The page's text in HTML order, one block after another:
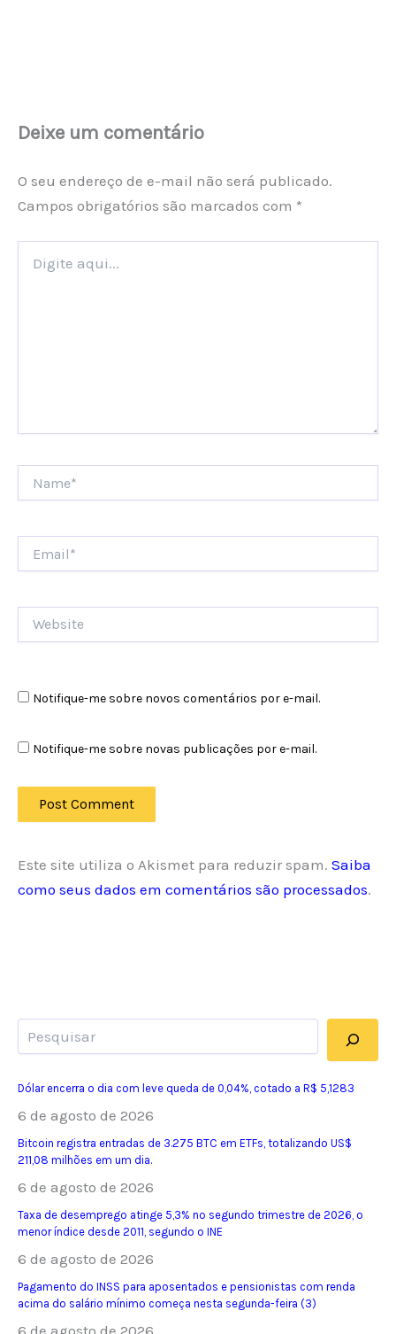
Deixe um comentário
O seu endereço de e-mail não será publicado.
Campos obrigatórios são marcados com *
aqui...
Notifique-me sobre novos comentários por e-mail.
Notifique-me sobre novas publicações por e-mail.
Este site utiliza o Akismet para reduzir spam. Saiba
como seus dados em comentários são processados.
Dólar encerra o dia com leve queda de 0,04%, cotado a R$ 5,1283
6 de agosto de 2026
Bitcoin registra entradas de 3.275 BTC em ETFs, totalizando US$
211,08 milhões em um dia.
6 de agosto de 2026
Taxa de desemprego atinge 5,3% no segundo trimestre de 2026, o
menor índice desde 2011, segundo o INE
6 de agosto de 2026
Pagamento do INSS para aposentados e pensionistas com renda
acima do salário mínimo começa nesta segunda-feira (3)